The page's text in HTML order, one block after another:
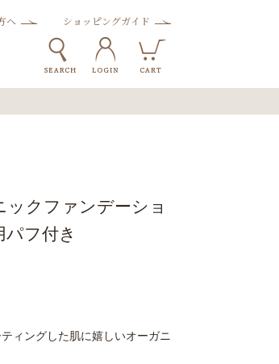
へ ショッピングガイド
クファンデーショ
フ付き
ィングした肌に嬉しいオーガニ